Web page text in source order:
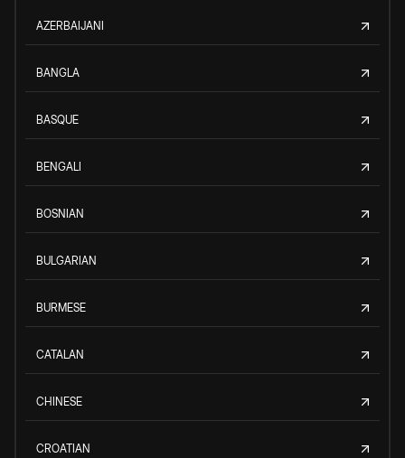
AZERBAIJANI
BANGLA
BASQUE
BENGALI
BOSNIAN
BULGARIAN
BURMESE
CATALAN
CHINESE
CROATIAN